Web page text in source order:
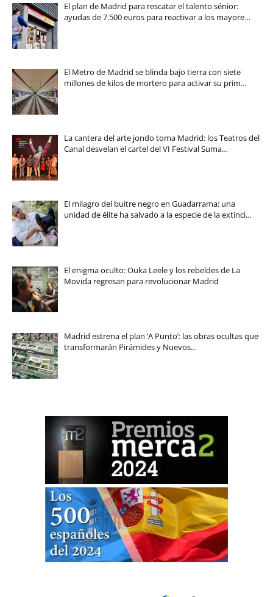
El plan de Madrid para rescatar el talento sénior:
ayudas de 7.500 euros para reactivar a los mayore…
El Metro de Madrid se blinda bajo tierra con siete
millones de kilos de mortero para activar su prim…
La cantera del arte jondo toma Madrid: los Teatros del
Canal desvelan el cartel del VI Festival Suma…
El milagro del buitre negro en Guadarrama: una
unidad de élite ha salvado a la especie de la extinci…
El enigma oculto: Ouka Leele y los rebeldes de La
Movida regresan para revolucionar Madrid
Madrid estrena el plan ‘A Punto’: las obras ocultas que
transformarán Pirámides y Nuevos…